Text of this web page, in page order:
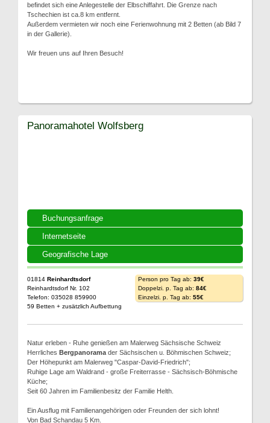
befindet sich eine Anlegestelle der Elbschiffahrt. Die Grenze nach
Tschechien ist ca.8 km entfernt.
Außerdem vermieten wir noch eine Ferienwohnung mit 2 Betten (ab Bild 7
in der Gallerie).
Wir freuen uns auf Ihren Besuch!
Buchungsanfrage
Internetseite
Geografische Lage
Panoramahotel Wolfsberg
01814 Reinhardtsdorf
Reinhardtsdorf Nr. 102
Telefon: 035028 859900
59 Betten + zusätzlich Aufbettung
Person pro Tag ab: 39€
Doppelzi. p. Tag ab: 84€
Einzelzi. p. Tag ab: 55€
Natur erleben - Ruhe genießen am Malerweg Sächsische Schweiz
Herrliches Bergpanorama der Sächsischen u. Böhmischen Schweiz;
Der Höhepunkt am Malerweg "Caspar-David-Friedrich";
Ruhige Lage am Waldrand - große Freiterrasse - Sächsisch-Böhmische
Küche;
Seit 60 Jahren im Familienbesitz der Familie Helth.
Ein Ausflug mit Familienangehörigen oder Freunden der sich lohnt!
Von Bad Schandau 5 Km.